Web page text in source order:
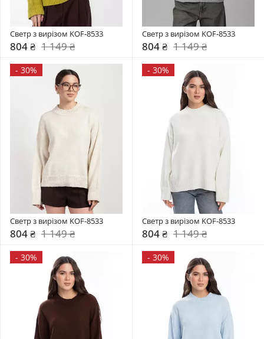
Светр з вирізом KOF-8533
804 ₴ 1 149 ₴
Светр з вирізом KOF-8533
804 ₴ 1 149 ₴
- 30%
Светр з вирізом KOF-8533
804 ₴ 1 149 ₴
- 30%
Светр з вирізом KOF-8533
804 ₴ 1 149 ₴
- 30% - 30%